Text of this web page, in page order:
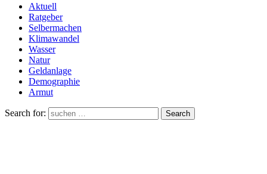
Aktuell
Ratgeber
Selbermachen
Klimawandel
Wasser
Natur
Geldanlage
Demographie
Armut
Search for: Search